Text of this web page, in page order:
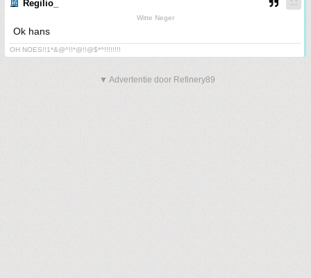
Regilio_
Witte Neger
Ok hans
OH NOES!!1*&@^!!*@!!@$*^!!!!!!!!
▼ Advertentie door Refinery89